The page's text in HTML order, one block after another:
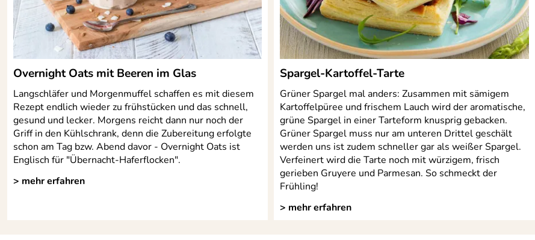
Overnight Oats mit Beeren im Glas
Langschläfer und Morgenmuffel schaffen es mit diesem
Rezept endlich wieder zu frühstücken und das schnell,
gesund und lecker. Morgens reicht dann nur noch der
Griff in den Kühlschrank, denn die Zubereitung erfolgte
schon am Tag bzw. Abend davor - Overnight Oats ist
Englisch für "Übernacht-Haferflocken".
> mehr erfahren
Spargel-Kartoffel-Tarte
Grüner Spargel mal anders: Zusammen mit sämigem
Kartoffelpüree und frischem Lauch wird der aromatische,
grüne Spargel in einer Tarteform knusprig gebacken.
Grüner Spargel muss nur am unteren Drittel geschält
werden uns ist zudem schneller gar als weißer Spargel.
Verfeinert wird die Tarte noch mit würzigem, frisch
gerieben Gruyere und Parmesan. So schmeckt der
Frühling!
> mehr erfahren